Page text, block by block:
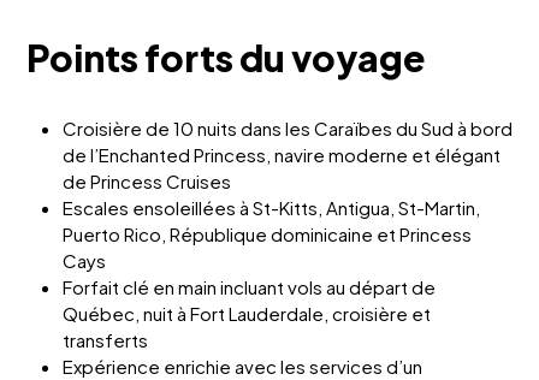
Points forts du voyage
Croisière de 10 nuits dans les Caraïbes du Sud à bord
de l’Enchanted Princess, navire moderne et élégant
de Princess Cruises
Escales ensoleillées à St-Kitts, Antigua, St-Martin,
Puerto Rico, République dominicaine et Princess
Cays
Forfait clé en main incluant vols au départ de
Québec, nuit à Fort Lauderdale, croisière et
transferts
Expérience enrichie avec les services d’un